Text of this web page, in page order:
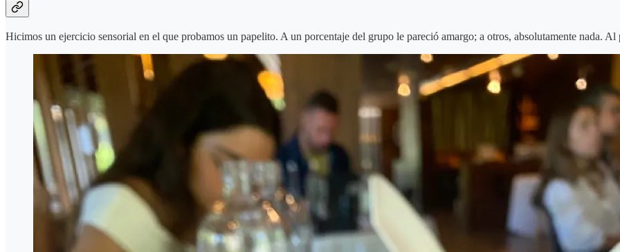
Hicimos un ejercicio sensorial en el que probamos un papelito. A un porcentaje del grupo le pareció amargo; a otros, absolutamente nada. Al